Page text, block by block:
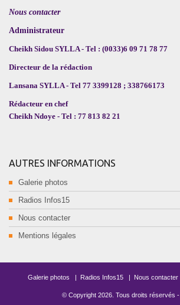
Nous contacter
Administrateur
Cheikh Sidou SYLLA - Tel : (0033)6 09 71 78 77
Directeur de la rédaction
Lansana SYLLA - Tel 77 3399128 ; 338766173
Rédacteur en chef
Cheikh Ndoye - Tel : 77 813 82 21
AUTRES INFORMATIONS
Galerie photos
Radios Infos15
Nous contacter
Mentions légales
Galerie photos | Radios Infos15 | Nous contacter
© Copyright 2026 . Tous droits réservés -